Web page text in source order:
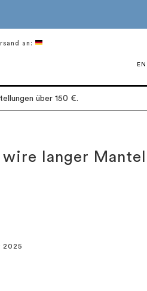
an:
EN
über 150 €.
langer Mantel
2025